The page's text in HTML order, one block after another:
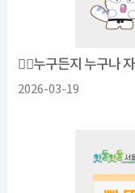
❤️‍🔥누구든지 누구나
2026-03-19